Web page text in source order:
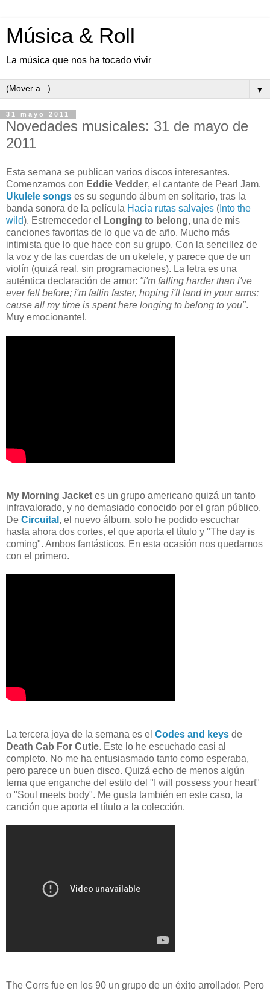
Música & Roll
La música que nos ha tocado vivir
▼
31 mayo 2011
Novedades musicales: 31 de mayo de
2011
Esta semana se publican varios discos interesantes.
Comenzamos con Eddie Vedder, el cantante de Pearl Jam.
Ukulele songs es su segundo álbum en solitario, tras la
banda sonora de la película Hacia rutas salvajes ( Into the
wild). Estremecedor el Longing to belong, una de mis
canciones favoritas de lo que va de año. Mucho más
intimista que lo que hace con su grupo. Con la sencillez de
la voz y de las cuerdas de un ukelele, y parece que de un
violín (quizá real, sin programaciones). La letra es una
auténtica declaración de amor: "i'm falling harder than i've
ever fell before; i'm fallin faster, hoping i'll land in your arms;
cause all my time is spent here longing to belong to you".
Muy emocionante!.
My Morning Jacket es un grupo americano quizá un tanto
infravalorado, y no demasiado conocido por el gran público.
De Circuital , el nuevo álbum, solo he podido escuchar
hasta ahora dos cortes, el que aporta el título y "The day is
coming". Ambos fantásticos. En esta ocasión nos quedamos
con el primero.
La tercera joya de la semana es el Codes and keys de
Death Cab For Cutie. Este lo he escuchado casi al
completo. No me ha entusiasmado tanto como esperaba,
pero parece un buen disco. Quizá echo de menos algún
tema que enganche del estilo del "I will possess your heart"
o "Soul meets body". Me gusta también en este caso, la
canción que aporta el título a la colección.
The Corrs fue en los 90 un grupo de un éxito arrollador. Pero